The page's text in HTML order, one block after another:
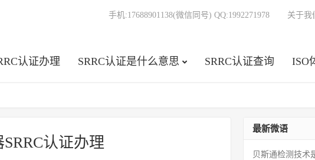
认证办理 SRRC认证是什么意思 SRRC认证查询 ISO
手机:17688901138(微信同号) QQ:1992271978 关于我
认证办理
最新微语
贝斯通检测技术